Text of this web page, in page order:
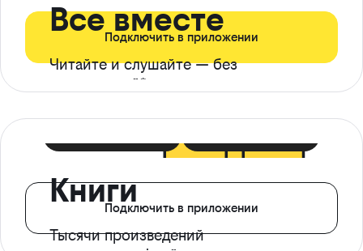
Все вместе
Читайте и слушайте — без
ограничений*
Подключить в приложении
Книги
Тысячи произведений
Подключить в приложении